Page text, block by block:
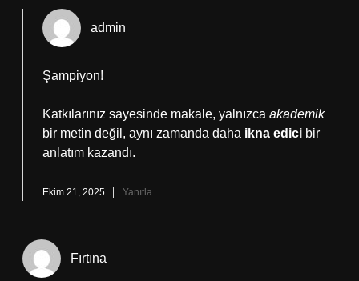
admin
Şampiyon!
Katkılarınız sayesinde makale, yalnızca akademik
bir metin değil, aynı zamanda daha ikna edici bir
anlatım kazandı.
Ekim 21, 2025 Yanıtla
Fırtına